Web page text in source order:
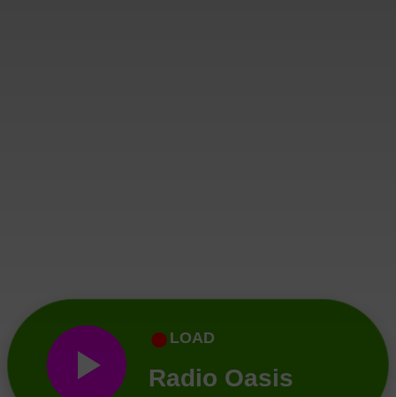
● LOAD
Radio Oasis